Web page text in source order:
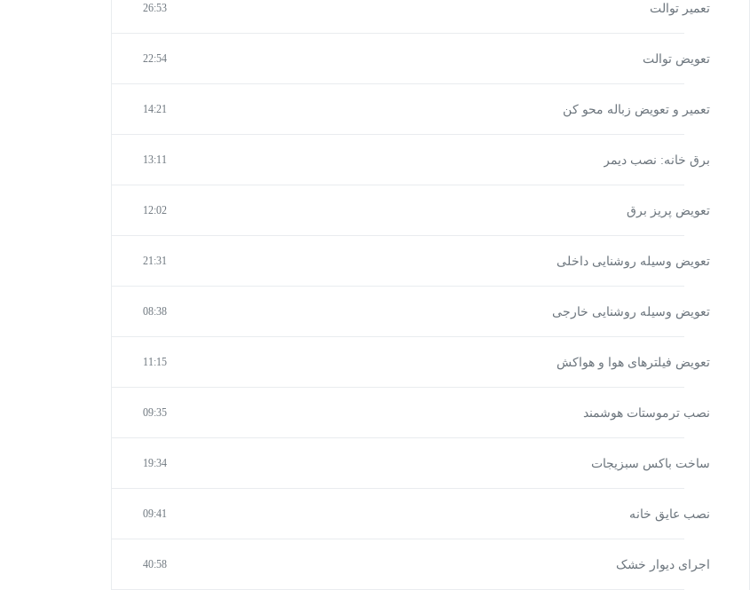
تعمیر توالت 26:53
تعویض توالت 22:54
تعمیر و تعویض زباله محو کن 14:21
برق خانه: نصب دیمر 13:11
تعویض پریز برق 12:02
تعویض وسیله روشنایی داخلی 21:31
تعویض وسیله روشنایی خارجی 08:38
تعویض فیلترهای هوا و هواکش 11:15
نصب ترموستات هوشمند 09:35
ساخت باکس سبزیجات 19:34
نصب عایق خانه 09:41
اجرای دیوار خشک 40:58